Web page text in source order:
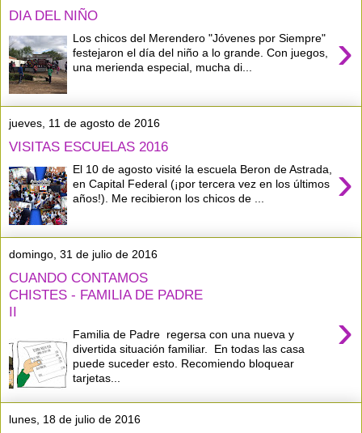
DIA DEL NIÑO
›
Los chicos del Merendero "Jóvenes por Siempre"
festejaron el día del niño a lo grande. Con juegos,
una merienda especial, mucha di...
jueves, 11 de agosto de 2016
VISITAS ESCUELAS 2016
›
El 10 de agosto visité la escuela Beron de Astrada,
en Capital Federal (¡por tercera vez en los últimos
años!). Me recibieron los chicos de ...
domingo, 31 de julio de 2016
CUANDO CONTAMOS
CHISTES - FAMILIA DE PADRE
II
›
Familia de Padre regersa con una nueva y
divertida situación familiar. En todas las casa
puede suceder esto. Recomiendo bloquear
tarjetas...
lunes, 18 de julio de 2016